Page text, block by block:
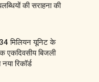
की सराहना की
मिलियन यूनिट के
एकदिवसीय बिजली
रिकॉर्ड